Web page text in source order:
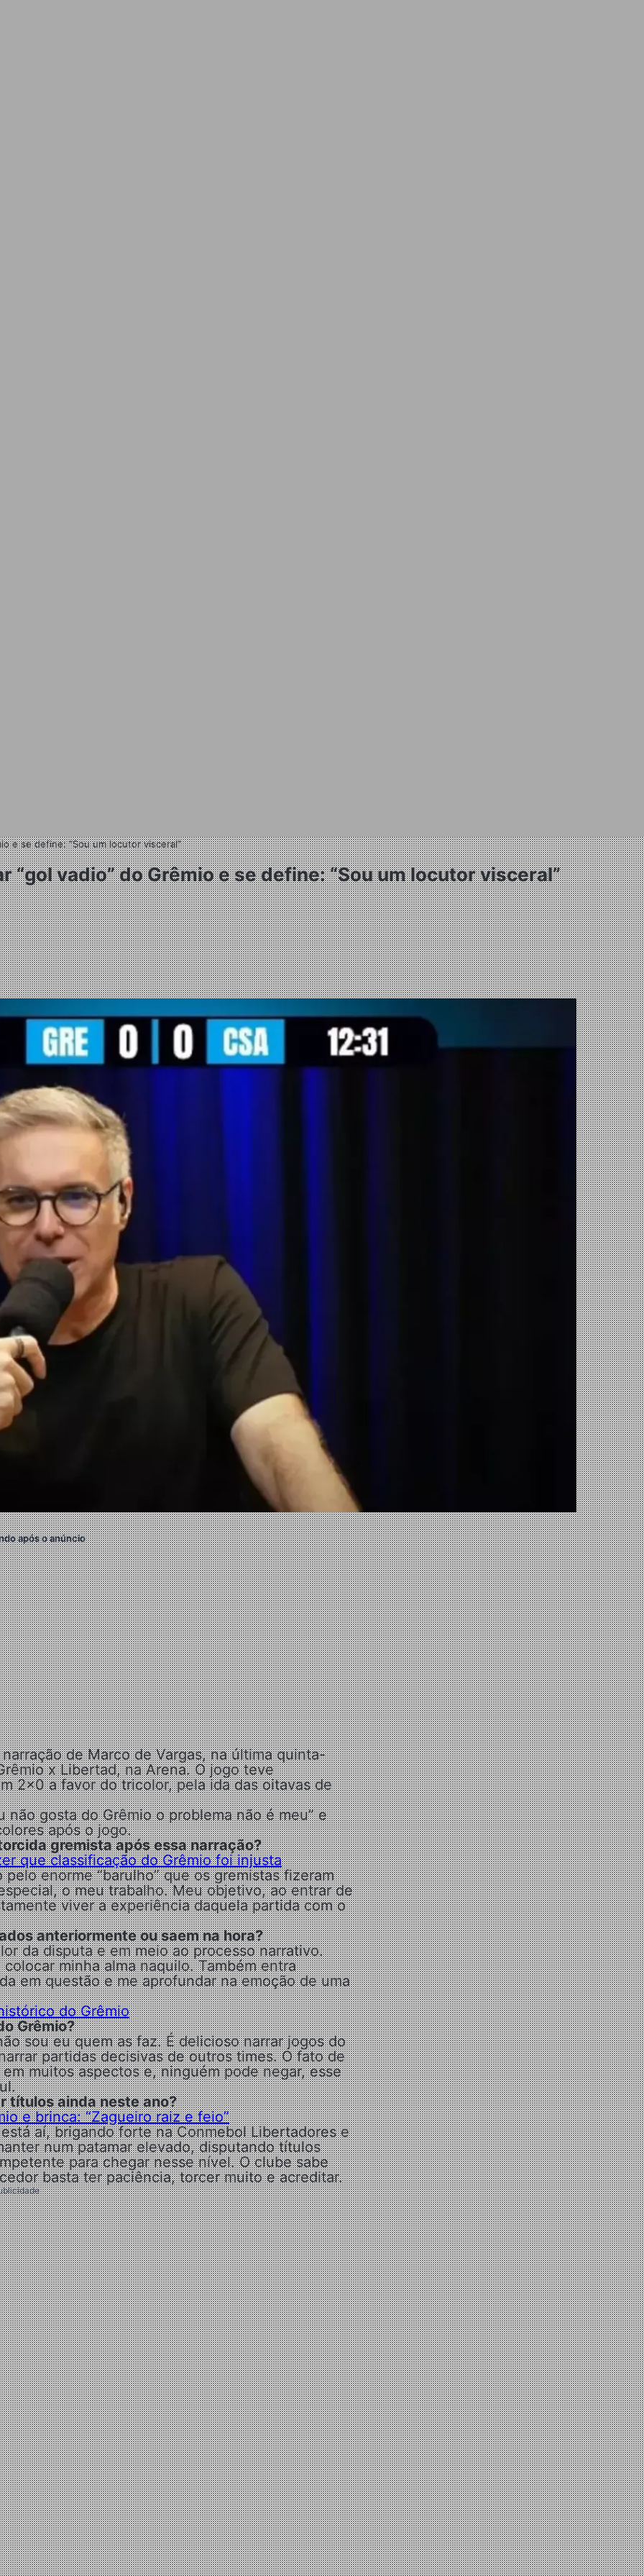
e se define: “Sou um locutor visceral”
“gol vadio” do Grêmio e se define: “Sou um locutor visceral”
após o anúncio
de Marco de Vargas, na última quinta-
x Libertad, na Arena. O jogo teve
2×0 a favor do tricolor, pela ida das oitavas de
não gosta do Grêmio o problema não é meu” e
após o jogo.
gremista após essa narração?
que classificação do Grêmio foi injusta
enorme “barulho” que os gremistas fizeram
o meu trabalho. Meu objetivo, ao entrar de
viver a experiência daquela partida com o
anteriormente ou saem na hora?
da disputa e em meio ao processo narrativo.
minha alma naquilo. Também entra
em questão e me aprofundar na emoção de uma
do Grêmio
Grêmio?
sou eu quem as faz. É delicioso narrar jogos do
partidas decisivas de outros times. O fato de
muitos aspectos e, ninguém pode negar, esse
títulos ainda neste ano?
e brinca: “Zagueiro raiz e feio”
aí, brigando forte na Conmebol Libertadores e
num patamar elevado, disputando títulos
para chegar nesse nível. O clube sabe
basta ter paciência, torcer muito e acreditar.